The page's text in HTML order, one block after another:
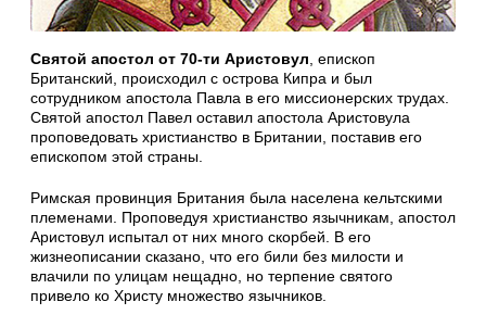
Святой апостол от 70-ти Аристовул , епископ
Британский, происходил с острова Кипра и был
сотрудником апостола Павла в его миссионерских трудах.
Святой апостол Павел оставил апостола Аристовула
проповедовать христианство в Британии, поставив его
епископом этой страны.
Римская провинция Британия была населена кельтскими
племенами. Проповедуя христианство язычникам, апостол
Аристовул испытал от них много скорбей. В его
жизнеописании сказано, что его били без милости и
влачили по улицам нещадно, но терпение святого
привело ко Христу множество язычников.